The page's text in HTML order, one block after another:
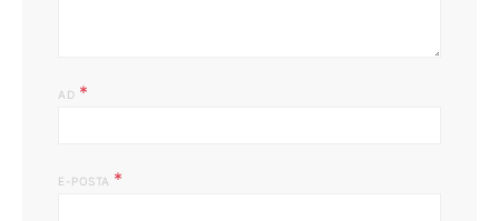
AD *
E-POSTA *